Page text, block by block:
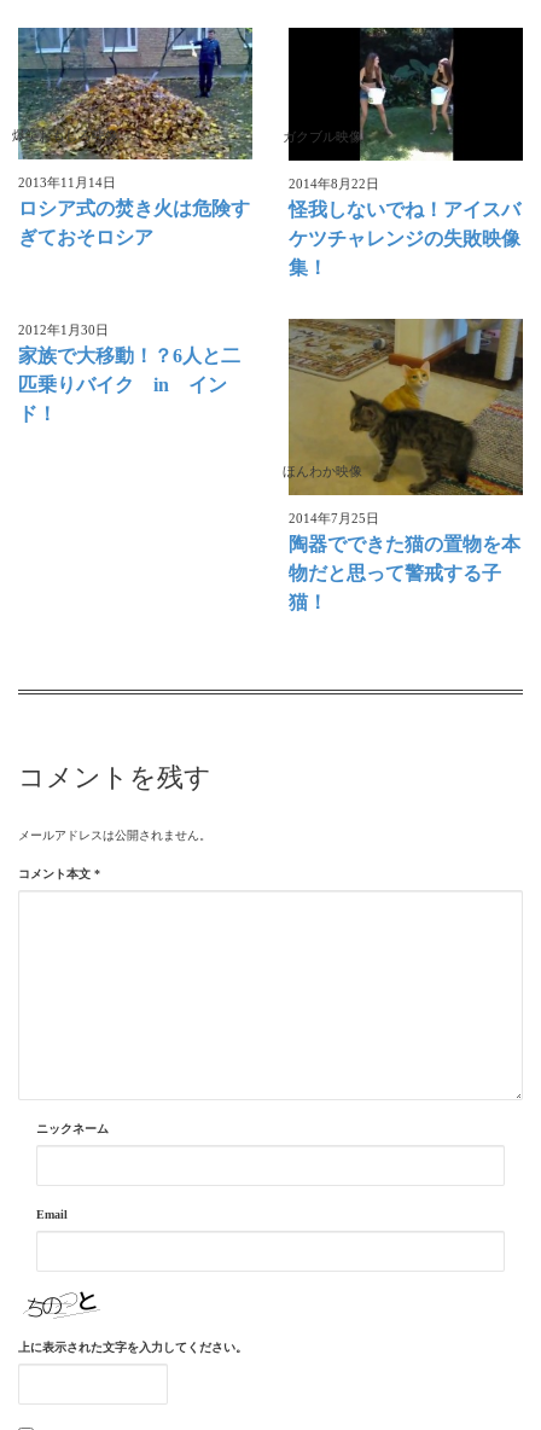
爆笑おもしろ映像
2013年11月14日
ロシア式の焚き火は危険す
ぎておそロシア
ガクブル映像
2014年8月22日
怪我しないでね！アイスバ
ケツチャレンジの失敗映像
集！
2012年1月30日
家族で大移動！？6人と二
匹乗りバイク in イン
ド！
ほんわか映像
2014年7月25日
陶器でできた猫の置物を本
物だと思って警戒する子
猫！
コメントを残す
メールアドレスは公開されません。
コメント本文 *
ニックネーム
Email
上に表示された文字を入力してください。